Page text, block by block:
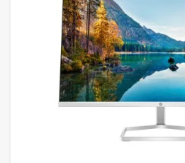
Màn hình ASUS TUF
trang bị cổng kết nối
giúp người dùng dễ
thiết bị khác nhau như
gaming, hay đầu phát